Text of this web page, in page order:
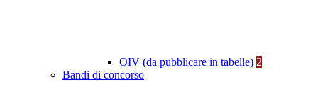
OIV (da pubblicare in tabelle) 2
Bandi di concorso